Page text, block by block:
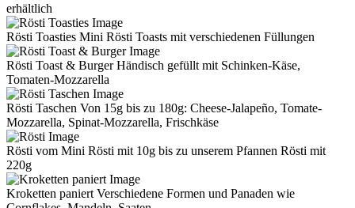
erhältlich
Rösti Toasties Mini Rösti Toasts mit verschiedenen Füllungen
Rösti Toast & BurgerHändisch gefüllt mit Schinken-Käse,
Tomaten-Mozzarella
Rösti Taschen Von 15g bis zu 180g: Cheese-Jalapeño, Tomate-
Mozzarella, Spinat-Mozzarella, Frischkäse
Rösti vom Mini Rösti mit 10g bis zu unserem Pfannen Rösti mit
220g
Kroketten paniert Verschiedene Formen und Panaden wie